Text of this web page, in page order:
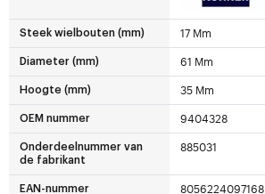
Steek wielbouten (mm) 17 Mm
Diameter (mm) 61 Mm
Hoogte (mm) 35 Mm
OEM nummer 9404328
Onderdeelnummer van
de fabrikant
885031
EAN-nummer 8056224097168